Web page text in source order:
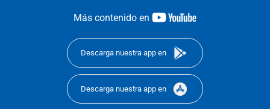
Más contenido en
youtube-
Descarga nuestra app en
Descarga nuestra app en